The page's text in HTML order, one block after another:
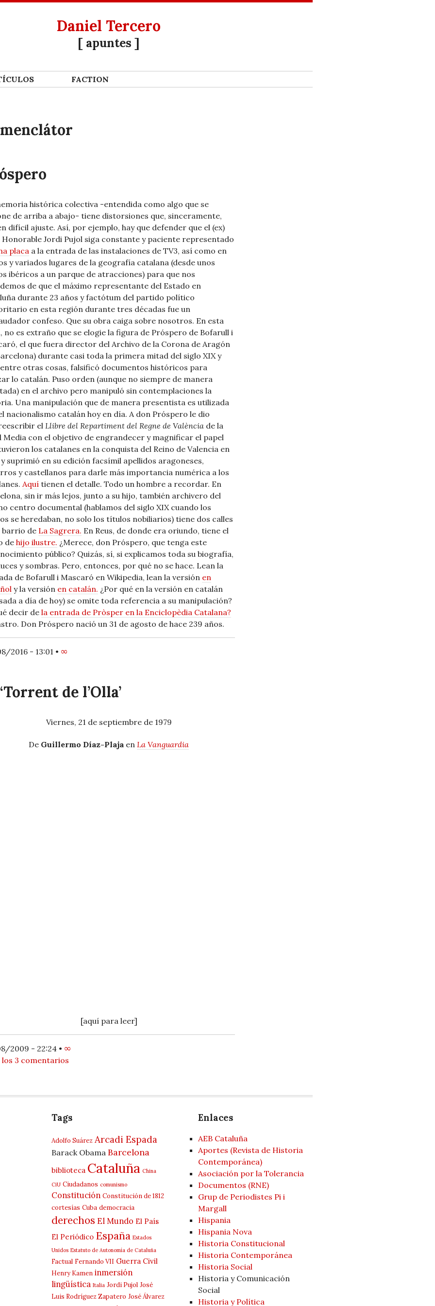
Daniel Tercero
[ apuntes ]
FACTION
histórica colectiva -entendida como algo que se
de arriba a abajo- tiene distorsiones que, sinceramente,
difícil ajuste. Así, por ejemplo, hay que defender que el (ex)
Jordi Pujol siga constante y paciente representado
placa a la entrada de las instalaciones de TV3, así como en
y variados lugares de la geografía catalana (desde unos
ibéricos a un parque de atracciones) para que nos
de que el máximo representante del Estado en
durante 23 años y factótum del partido político
en esta región durante tres décadas fue un
confeso. Que su obra caiga sobre nosotros. En esta
no es extraño que se elogie la figura de Próspero de Bofarull i
el que fuera director del Archivo de la Corona de Aragón
durante casi toda la primera mitad del siglo XIX y
otras cosas, falsificó documentos históricos para
lo catalán. Puso orden (aunque no siempre de manera
en el archivo pero manipuló sin contemplaciones la
Una manipulación que de manera presentista es utilizada
nacionalismo catalán hoy en día. A don Próspero le dio
el Llibre del Repartiment del Regne de València de la
Media con el objetivo de engrandecer y magnificar el papel
los catalanes en la conquista del Reino de Valencia en
y suprimió en su edición facsímil apellidos aragoneses,
y castellanos para darle más importancia numérica a los
Aquí tienen el detalle. Todo un hombre a recordar. En
sin ir más lejos, junto a su hijo, también archivero del
centro documental (hablamos del siglo XIX cuando los
se heredaban, no solo los títulos nobiliarios) tiene dos calles
barrio de La Sagrera. En Reus, de donde era oriundo, tiene el
de hijo ilustre. ¿Merece, don Próspero, que tenga este
público? Quizás, sí, si explicamos toda su biografía,
y sombras. Pero, entonces, por qué no se hace. Lean la
de Bofarull i Mascaró en Wikipedia, lean la versión en
y la versión en catalán. ¿Por qué en la versión en catalán
a día de hoy) se omite toda referencia a su manipulación?
decir de la entrada de Pròsper en la Enciclopèdia Catalana?
Don Próspero nació un 31 de agosto de hace 239 años.
2016 - 13:01 • ∞
de l’Olla’
Viernes, 21 de septiembre de 1979
De Guillermo Díaz-Plaja en La Vanguardia
[aquí para leer]
2009 - 22:24 • ∞
3 comentarios
Tags
Adolfo Suárez Arcadi Espada
Barack Obama Barcelona
biblioteca Cataluña China
CiU Ciudadanos comunismo
Constitución Constitución de 1812
cortesías Cuba democracia
derechos El Mundo El País
El Periódico España Estados
Unidos Estatuto de Autonomía de Cataluña
Factual Fernando VII Guerra Civil
Henry Kamen inmersión
lingüística Italia Jordi Pujol José
Luis Rodríguez Zapatero José Álvarez
Enlaces
AEB Cataluña
Aportes (Revista de Historia
Contemporánea)
Asociación por la Tolerancia
Documentos (RNE)
Grup de Periodistes Pi i
Margall
Hispania
Hispania Nova
Historia Constitucional
Historia Contemporánea
Historia Social
Historia y Comunicación
Social
Historia y Política